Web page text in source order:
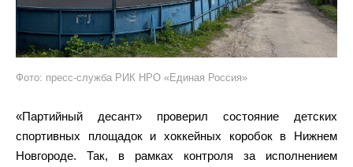
Фото: пресс-служба РИК НРО «Единая Россия»
«Партийный десант» проверил состояние детских
спортивных площадок и хоккейных коробок в Нижнем
Новгороде. Так, в рамках контроля за исполнением